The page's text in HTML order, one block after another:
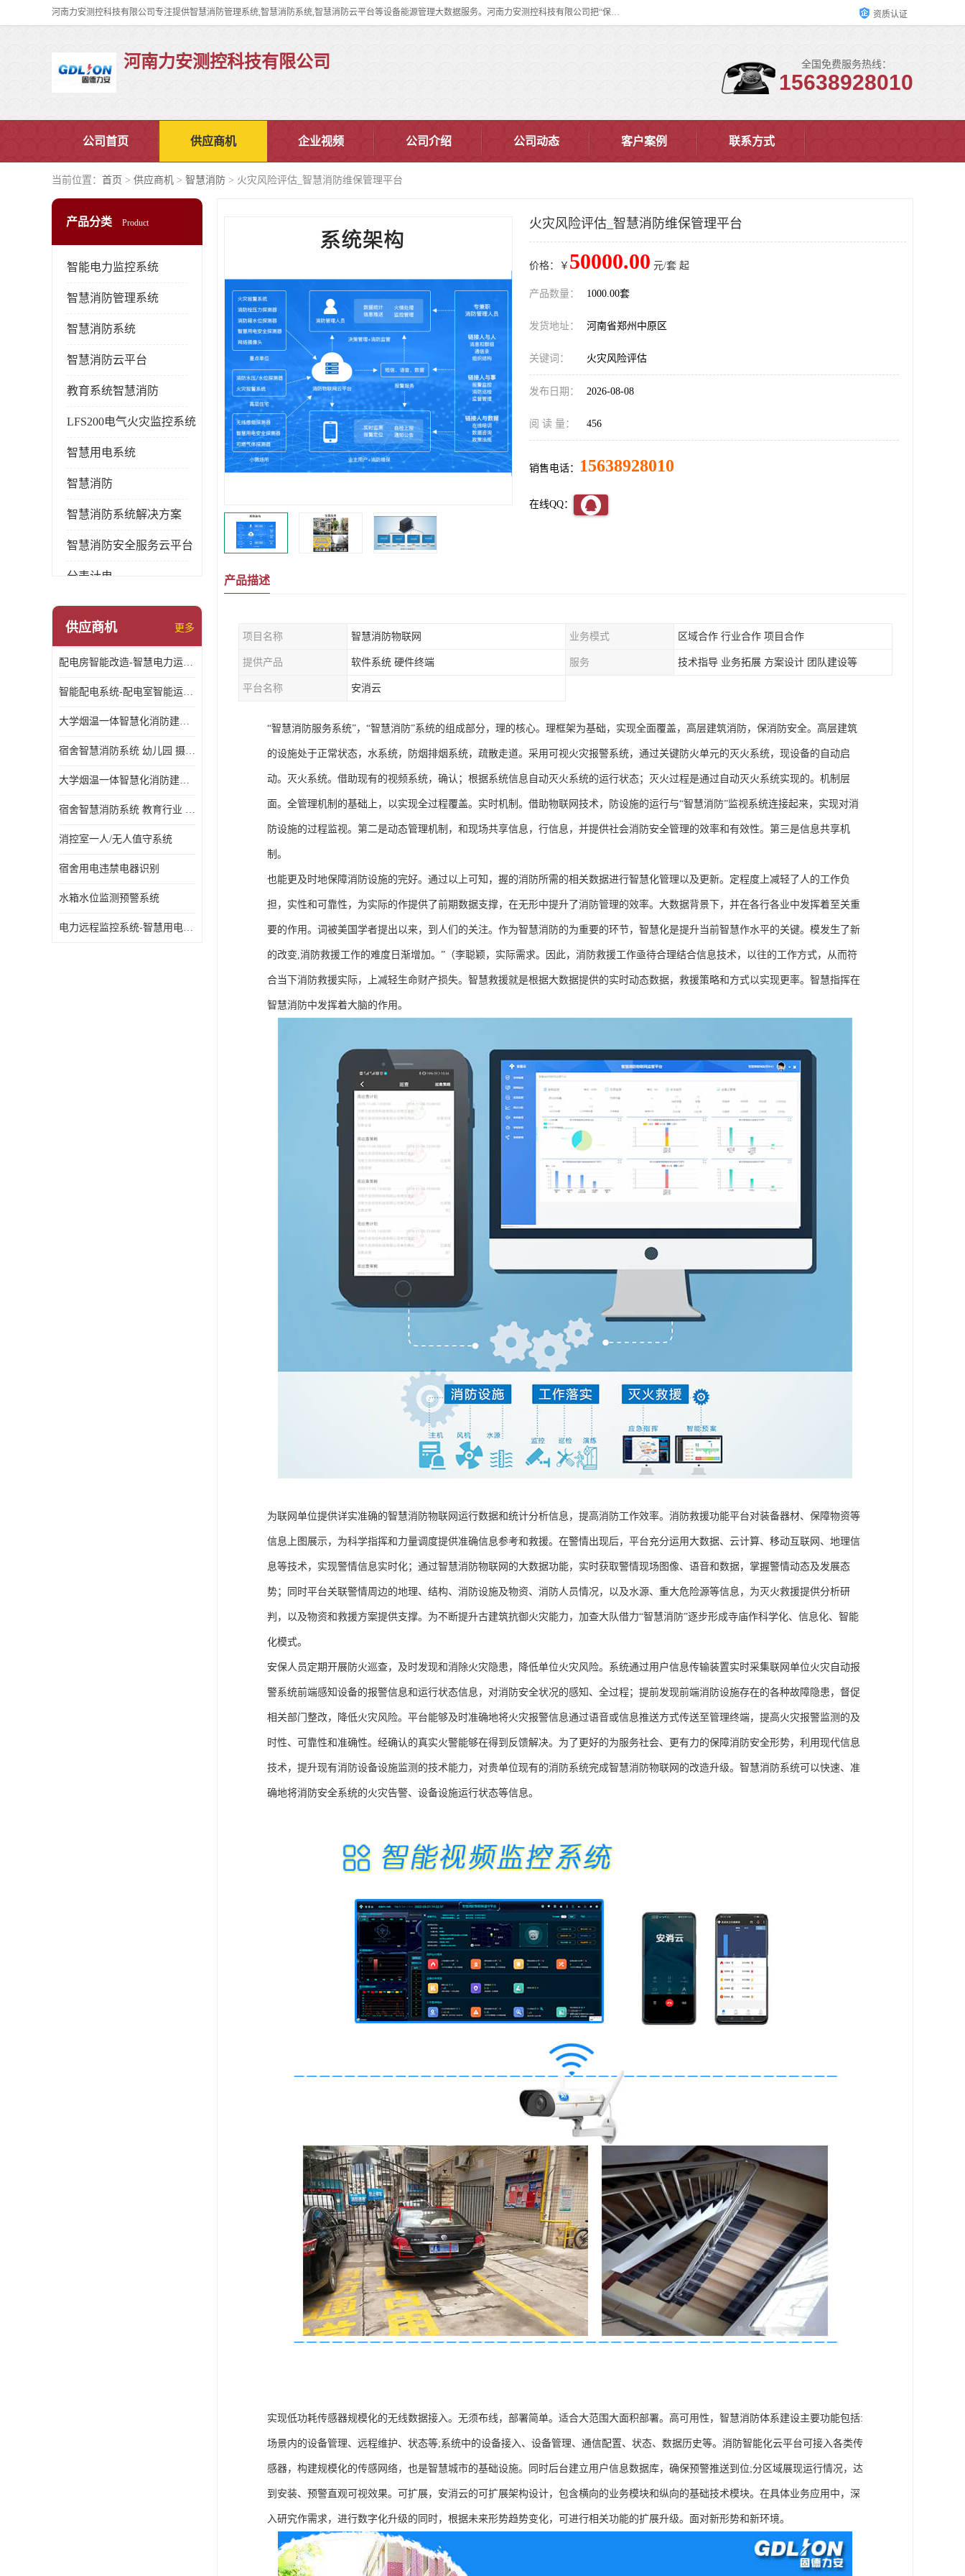
河南力安测控科技有限公司专注提供智慧消防管理系统,智慧消防系统,智慧消防云平台等设备能源管理大数据服务。河南力安测控科技有限公司把“保障设备运行安全可控,让设备管理变得简单”确定为力安的历史使命。 资质认证
河南力安测控科技有限公司 全国免费服务热线：
15638928010
公司首页 供应商机 企业视频 公司介绍 公司动态 客户案例 联系方式
当前位置： 首页 > 供应商机 > 智慧消防 > 火灾风险评估_智慧消防维保管理平台
产品分类 Product
智能电力监控系统
智慧消防管理系统
智慧消防系统
智慧消防云平台
教育系统智慧消防
LFS200电气火灾监控系统
智慧用电系统
智慧消防
智慧消防系统解决方案
智慧消防安全服务云平台
分表计电
环保用电监管系统
供应商机 更多
配电房智能改造-智慧电力运维云平台
智能配电系统-配电室智能运维监控系统-智能化配电系统平台厂家
大学烟温一体智慧化消防建设 大学校园 消防数字化
宿舍智慧消防系统 幼儿园 摄像头升级
大学烟温一体智慧化消防建设 培训机构 数字化
宿舍智慧消防系统 教育行业 摄像头升级
消控室一人/无人值守系统
宿舍用电违禁电器识别
水箱水位监测预警系统
电力远程监控系统-智慧用电安全监控管理系统
火灾风险评估_智慧消防维保管理平台
价格：￥ 50000.00 元/套 起
产品数量： 1000.00套
发货地址： 河南省郑州中原区
关键词： 火灾风险评估
发布日期： 2026-08-08
阅 读 量： 456
销售电话： 15638928010
在线QQ：
产品描述
项目名称 智慧消防物联网 业务模式 区域合作 行业合作 项目合作
提供产品 软件系统 硬件终端 服务 技术指导 业务拓展 方案设计 团队建设等
平台名称 安消云
“智慧消防服务系统”，“智慧消防”系统的组成部分，理的核心。理框架为基础，实现全面覆盖，高层建筑消防，保消防安全。高层建筑
的设施处于正常状态，水系统，防烟排烟系统，疏散走道。采用可视火灾报警系统，通过关键防火单元的灭火系统，现设备的自动启
动。灭火系统。借助现有的视频系统，确认；根据系统信息自动灭火系统的运行状态；灭火过程是通过自动灭火系统实现的。机制层
面。全管理机制的基础上，以实现全过程覆盖。实时机制。借助物联网技术，防设施的运行与“智慧消防”监视系统连接起来，实现对消
防设施的过程监视。第二是动态管理机制，和现场共享信息，行信息，并提供社会消防安全管理的效率和有效性。第三是信息共享机
制。
也能更及时地保障消防设施的完好。通过以上可知，握的消防所需的相关数据进行智慧化管理以及更新。定程度上减轻了人的工作负
担，实性和可靠性，为实际的作提供了前期数据支撑，在无形中提升了消防管理的效率。大数据背景下，并在各行各业中发挥着至关重
要的作用。词被美国学者提出以来，到人们的关注。作为智慧消防的为重要的环节，智慧化是提升当前智慧作水平的关键。模发生了新
的改变,消防救援工作的难度日渐增加。”（李聪颖，实际需求。因此，消防救援工作亟待合理结合信息技术，以往的工作方式，从而符
合当下消防救援实际，上减轻生命财产损失。智慧救援就是根据大数据提供的实时动态数据，救援策略和方式以实现更率。智慧指挥在
智慧消防中发挥着大脑的作用。
为联网单位提供详实准确的智慧消防物联网运行数据和统计分析信息，提高消防工作效率。消防救援功能平台对装备器材、保障物资等
信息上图展示，为科学指挥和力量调度提供准确信息参考和救援。在警情出现后，平台充分运用大数据、云计算、移动互联网、地理信
息等技术，实现警情信息实时化；通过智慧消防物联网的大数据功能，实时获取警情现场图像、语音和数据，掌握警情动态及发展态
势；同时平台关联警情周边的地理、结构、消防设施及物资、消防人员情况，以及水源、重大危险源等信息，为灭火救援提供分析研
判，以及物资和救援方案提供支撑。为不断提升古建筑抗御火灾能力，加查大队借力“智慧消防”逐步形成寺庙作科学化、信息化、智能
化模式。
安保人员定期开展防火巡查，及时发现和消除火灾隐患，降低单位火灾风险。系统通过用户信息传输装置实时采集联网单位火灾自动报
警系统前端感知设备的报警信息和运行状态信息，对消防安全状况的感知、全过程；提前发现前端消防设施存在的各种故障隐患，督促
相关部门整改，降低火灾风险。平台能够及时准确地将火灾报警信息通过语音或信息推送方式传送至管理终端，提高火灾报警监测的及
时性、可靠性和准确性。经确认的真实火警能够在得到反馈解决。为了更好的为服务社会、更有力的保障消防安全形势，利用现代信息
技术，提升现有消防设备设施监测的技术能力，对贵单位现有的消防系统完成智慧消防物联网的改造升级。智慧消防系统可以快速、准
确地将消防安全系统的火灾告警、设备设施运行状态等信息。
实现低功耗传感器规模化的无线数据接入。无须布线，部署简单。适合大范围大面积部署。高可用性，智慧消防体系建设主要功能包括:
场景内的设备管理、远程维护、状态等;系统中的设备接入、设备管理、通信配置、状态、数据历史等。消防智能化云平台可接入各类传
感器，构建规模化的传感网络，也是智慧城市的基础设施。同时后台建立用户信息数据库，确保预警推送到位;分区域展现运行情况，达
到安装、预警直观可视效果。可扩展，安消云的可扩展架构设计，包含横向的业务模块和纵向的基础技术模块。在具体业务应用中，深
入研究作需求，进行数字化升级的同时，根据未来形势趋势变化，可进行相关功能的扩展升级。面对新形势和新环境。